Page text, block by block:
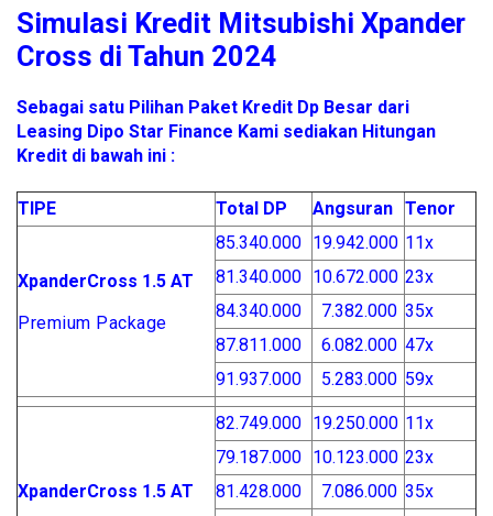
Simulasi Kredit Mitsubishi Xpander
Cross di Tahun 2024
Sebagai satu Pilihan Paket Kredit Dp Besar dari
Leasing Dipo Star Finance Kami sediakan Hitungan
Kredit di bawah ini :
TIPE Total DP Angsuran Tenor
XpanderCross 1.5 AT
Premium Package
85.340.000 19.942.000 11x
81.340.000 10.672.000 23x
84.340.000
7.382.000 35x
87.811.000
6.082.000 47x
91.937.000
5.283.000 59x
XpanderCross 1.5 AT
82.749.000 19.250.000 11x
79.187.000 10.123.000 23x
81.428.000
7.086.000 35x